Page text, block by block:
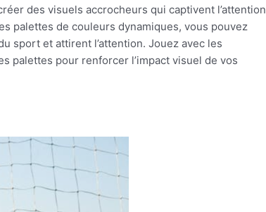
des visuels accrocheurs qui captivent l’attention
palettes de couleurs dynamiques, vous pouvez
sport et attirent l’attention. Jouez avec les
palettes pour renforcer l’impact visuel de vos